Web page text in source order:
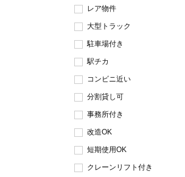
レア物件
大型トラック
駐車場付き
駅チカ
コンビニ近い
分割貸し可
事務所付き
改造OK
短期使用OK
クレーンリフト付き